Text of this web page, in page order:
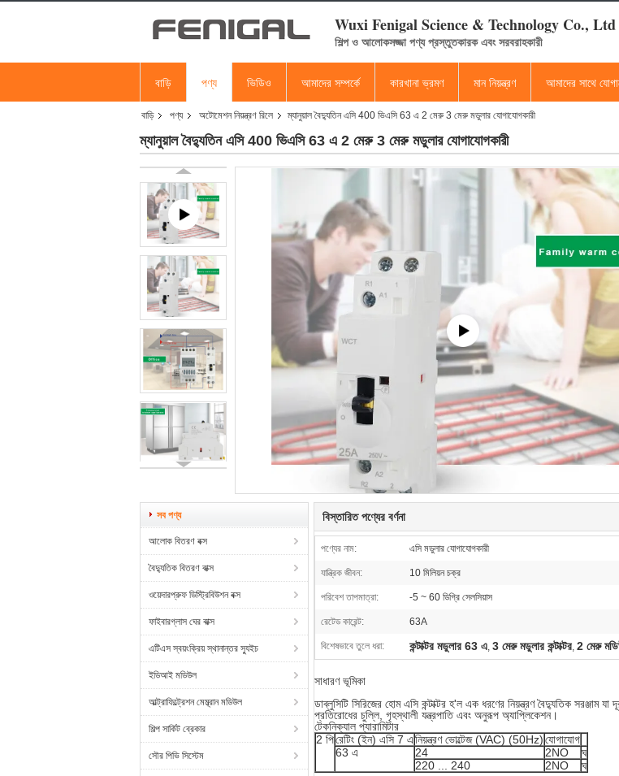
Wuxi Fenigal Science & Technology Co., Ltd
শিল্প ও আলোকসজ্জা পণ্য প্রস্তুতকারক এবং সরবরাহকারী
বাড়ি পণ্য ভিডিও আমাদের সম্পর্কে কারখানা ভ্রমণ মান নিয়ন্ত্রণ আমাদের সাথে
বাড়ি পণ্য অটোমেশন নিয়ন্ত্রণ রিলে ম্যানুয়াল বৈদ্যুতিন এসি 400 ভিএসি 63 এ 2 মেরু 3 মেরু মডুলার যোগাযোগকারী
ম্যানুয়াল বৈদ্যুতিন এসি 400 ভিএসি 63 এ 2 মেরু 3 মেরু মডুলার যোগাযোগকারী
সব পণ্য
আলোক বিতরণ বক্স
বৈদ্যুতিক বিতরণ বাক্স
ওয়েদারপ্রুফ ডিস্ট্রিবিউশন বক্স
ফাইবারগ্লাস ঘের বাক্স
এটিএস স্বয়ংক্রিয় স্থানান্তর স্যুইচ
ইডিআই মডিউল
আল্ট্রাফিল্ট্রেশন মেম্ব্রান মডিউল
শিল্প সার্কিট ব্রেকার
সৌর পিভি সিস্টেম
বিস্তারিত পণ্যের বর্ণনা
পণ্যের নাম: এসি মডুলার যোগাযোগকারী
যান্ত্রিক জীবন: 10 মিলিয়ন চক্র
পরিবেশ তাপমাত্রা: -5 ~ 60 ডিগ্রি সেলসিয়াস
রেটেড কারেন্ট: 63A
বিশেষভাবে তুলে ধরা: কন্টাক্টর মডুলার 63 এ, 3 মেরু মডুলার কন্টাক্টর, 2 মেরু
সাধারণ ভূমিকা
ডাব্লুসিটি সিরিজের হোম এসি কন্টাক্টর হ'ল এক ধরণের নিয়ন্ত্রণ বৈদ্যুতিক
প্রতিরোধের চুল্লি, গৃহস্থালী যন্ত্রপাতি এবং অনুরূপ অ্যাপ্লিকেশন।
টেকনিক্যাল প্যারামিটার
2 পিরেটিং (ইন) এসি 7 এনিয়ন্ত্রণ ভোল্টেজ (VAC) (50Hz)যোগাযোগ
63 এ
24 2NO
ঘ
220 ... 240
2NO
ঘ